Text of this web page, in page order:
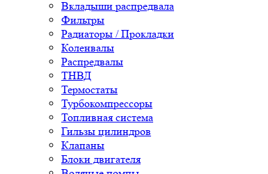
Вкладыши распредвала
Фильтры
Радиаторы / Прокладки
Коленвалы
Распредвалы
ТНВД
Термостаты
Турбокомпрессоры
Топливная система
Гильзы цилиндров
Клапаны
Блоки двигателя